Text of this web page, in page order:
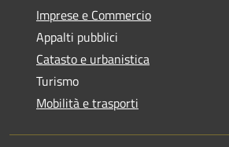
Imprese e Commercio
Appalti pubblici
Catasto e urbanistica
Turismo
Mobilità e trasporti